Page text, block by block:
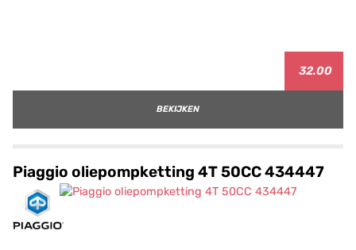
32.00
BEKIJKEN
Piaggio oliepompketting 4T 50CC 434447